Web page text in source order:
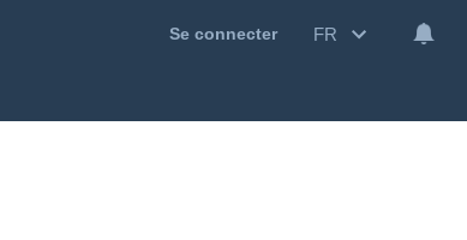
Se connecter FR